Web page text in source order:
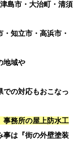
島市・大治町・清須
知立市・高浜市・
地域や
での対応もおこなっ
事務所の屋上防水工
事は『街の外壁塗装